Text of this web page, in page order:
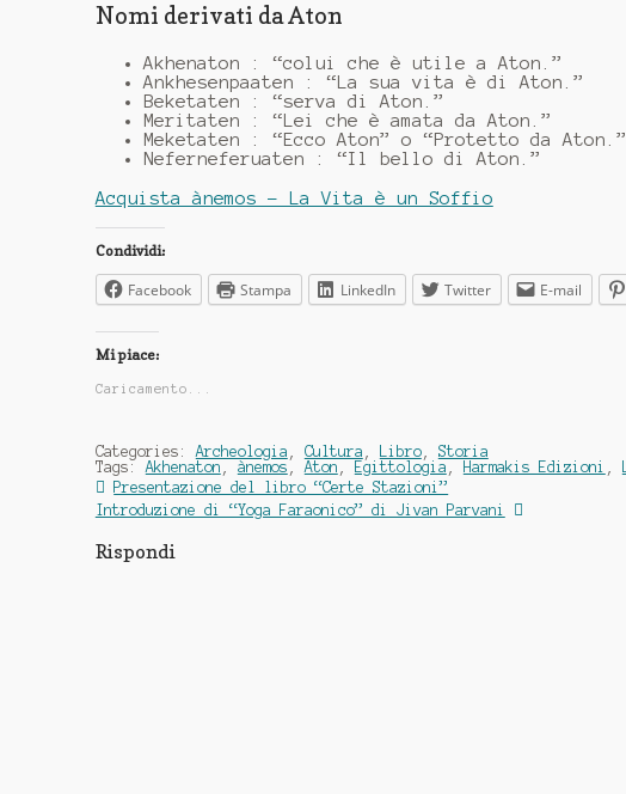
Nomi derivati ​​da Aton
Akhenaton : “colui che è utile a Aton.”
Ankhesenpaaten : “La sua vita è di Aton.”
Beketaten : “serva di Aton.”
Meritaten : “Lei che è amata da Aton.”
Meketaten : “Ecco Aton” o “Protetto da Aton.”
Neferneferuaten : “Il bello di Aton.”
Acquista ànemos - La Vita è un Soffio
Condividi:
Facebook Stampa LinkedIn Twitter E-mail
Mi piace:
Caricamento...
Categories: Archeologia Cultura Libro, Storia
Tags: Akhenaton ànemos Aton Egittologia Harmakis Edizioni
Navigazione
articoli
Previous
post:
Presentazione del libro “Certe Stazioni”
Next
post:
Introduzione di “Yoga Faraonico” di Jivan Parvani
Rispondi